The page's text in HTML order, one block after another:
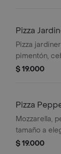
Pizza
Pizza
pimentón,
orégano y
$ 19.000
Pizza
Mozzarella,
tamaño a
$ 19.000